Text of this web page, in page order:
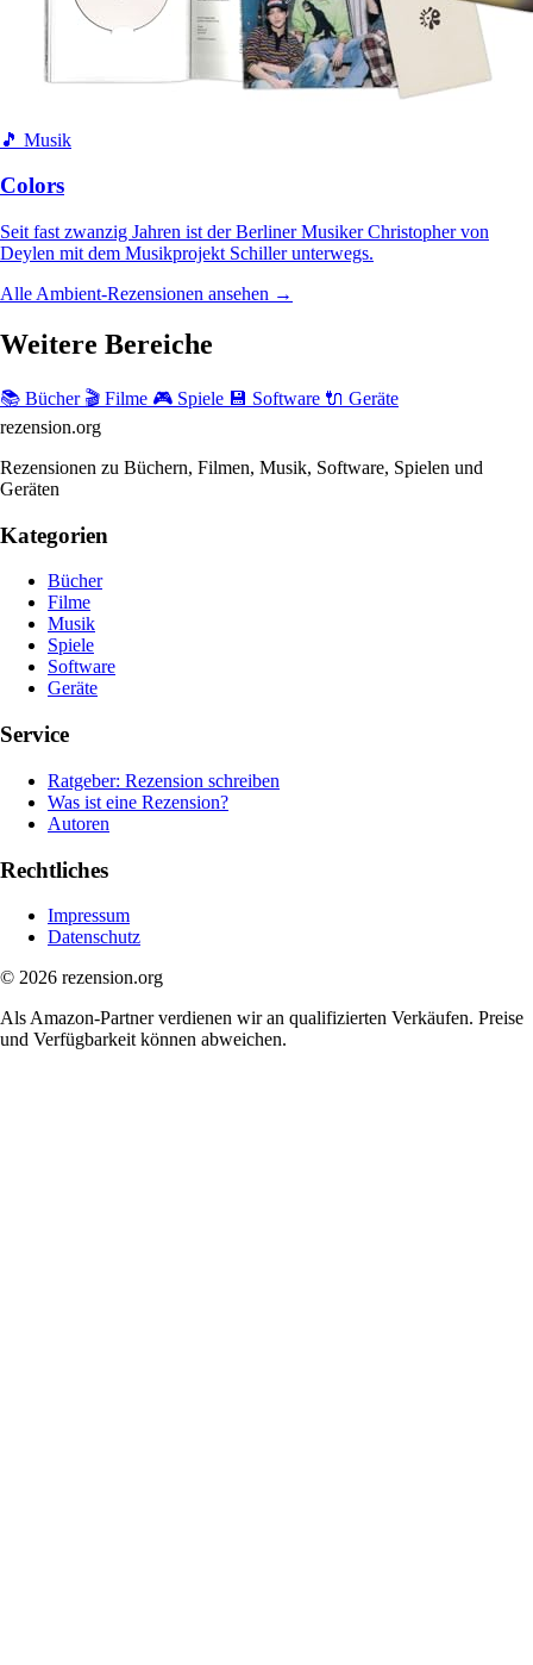
🎵 Musik
Colors
Seit fast zwanzig Jahren ist der Berliner Musiker Christopher von
Deylen mit dem Musikprojekt Schiller unterwegs.
Alle Ambient-Rezensionen ansehen →
Weitere Bereiche
📚 Bücher 🎬 Filme 🎮 Spiele 💾 Software 🔌 Geräte
rezension.org
Rezensionen zu Büchern, Filmen, Musik, Software, Spielen und
Geräten
Kategorien
Bücher
Filme
Musik
Spiele
Software
Geräte
Service
Ratgeber: Rezension schreiben
Was ist eine Rezension?
Autoren
Rechtliches
Impressum
Datenschutz
© 2026 rezension.org
Als Amazon-Partner verdienen wir an qualifizierten Verkäufen. Preise
und Verfügbarkeit können abweichen.